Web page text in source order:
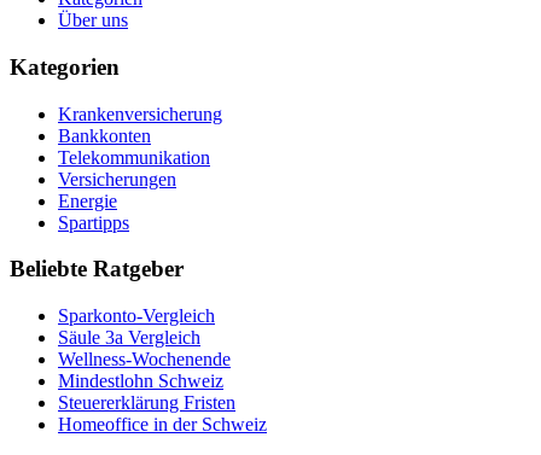
Über uns
Kategorien
Krankenversicherung
Bankkonten
Telekommunikation
Versicherungen
Energie
Spartipps
Beliebte Ratgeber
Sparkonto-Vergleich
Säule 3a Vergleich
Wellness-Wochenende
Mindestlohn Schweiz
Steuererklärung Fristen
Homeoffice in der Schweiz